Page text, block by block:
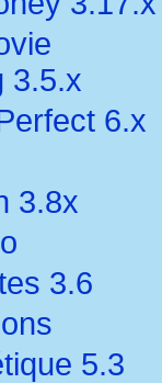
3.5.x
6.x
3.8x
3.6
5.3